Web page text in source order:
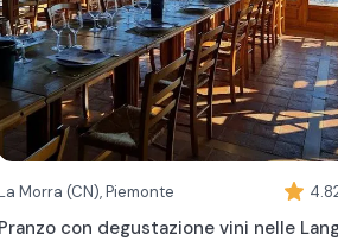
Morra (CN), Piemonte
Pranzo con degustazione vini nelle